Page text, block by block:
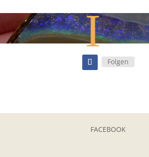
Videos akzeptieren Sie die
entsperren
Folgen
FACEBOOK